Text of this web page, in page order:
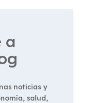
a
noticias y
salud,